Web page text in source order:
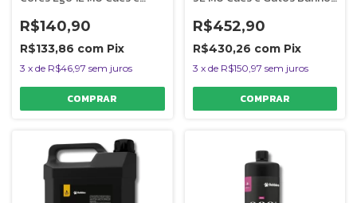
Bubbles
R$140,90
R$133,86 com Pix
3 x de R$46,97 sem juros
R$452,90
R$430,26 com Pix
3 x de R$150,97 sem juros